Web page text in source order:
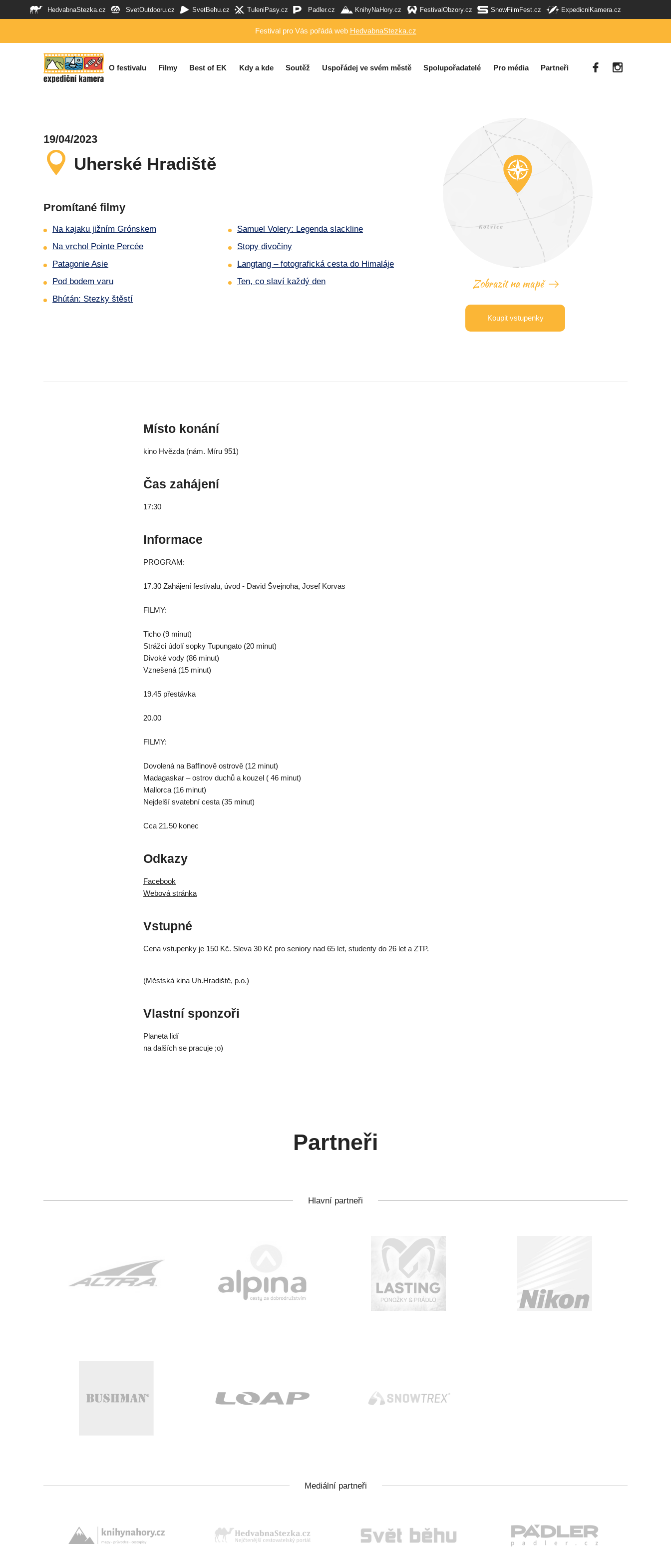
HedvabnaStezka.cz SvetOutdooru.cz SvetBehu.cz TuleniPasy.cz Padler.cz KnihyNaHory.cz FestivalObzory.cz SnowFilmFest.cz ExpedicniKamera.cz
Festival pro Vás pořádá web HedvabnaStezka.cz
O festivalu Filmy Best of EK Kdy a kde Soutěž Uspořádej ve svém městě Spolupořadatelé Pro média Partneři
19/04/2023
Uherské Hradiště
Promítané filmy
Na kajaku jižním Grónskem
Na vrchol Pointe Percée
Patagonie Asie
Pod bodem varu
Bhútán: Stezky štěstí
Samuel Volery: Legenda slackline
Stopy divočiny
Langtang – fotografická cesta do Himaláje
Ten, co slaví každý den
Zobrazit na mapě
Koupit vstupenky
Místo konání
kino Hvězda (nám. Míru 951)
Čas zahájení
17:30
Informace
PROGRAM:
17.30 Zahájení festivalu, úvod - David Švejnoha, Josef Korvas
FILMY:
Ticho (9 minut)
Strážci údolí sopky Tupungato (20 minut)
Divoké vody (86 minut)
Vznešená (15 minut)
19.45 přestávka
20.00
FILMY:
Dovolená na Baffinově ostrově (12 minut)
Madagaskar – ostrov duchů a kouzel ( 46 minut)
Mallorca (16 minut)
Nejdelší svatební cesta (35 minut)
Cca 21.50 konec
Odkazy
Facebook
Webová stránka
Vstupné
Cena vstupenky je 150 Kč. Sleva 30 Kč pro seniory nad 65 let, studenty do 26 let a ZTP.
(Městská kina Uh.Hradiště, p.o.)
Vlastní sponzoři
Planeta lidí
na dalších se pracuje ;o)
Partneři